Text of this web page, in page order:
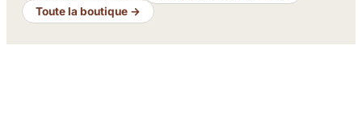
Toute la boutique →